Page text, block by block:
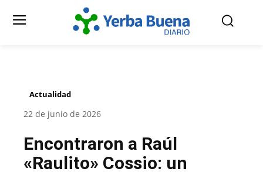
Actualidad
22 de junio de 2026
Encontraron a Raúl
«Raulito» Cossio: un